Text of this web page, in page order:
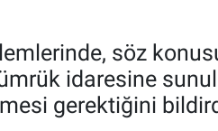
söz
idaresine
gerektiğini